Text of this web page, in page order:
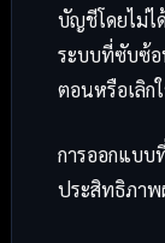
บัญชีโดยไม่
ระบบที่ซับซ้อ
ตอนหรือเลิก
การออกแบบ
ประสิทธิภา